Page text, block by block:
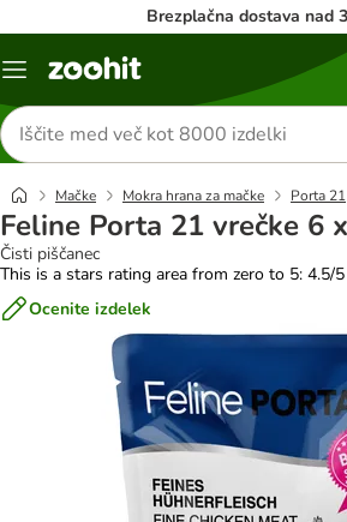
Brezplačna dostava nad
Meni
Iskanje
izdelkov
Mačke Mokra hrana za mačke Porta 21
Feline Porta 21 vrečke 6
Čisti piščanec
This is a stars rating area from zero to 5: 4.5/5
Ocenite izdelek